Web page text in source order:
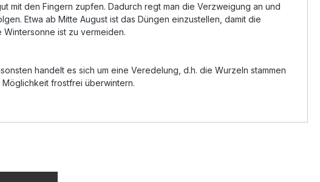
mit den Fingern zupfen. Dadurch regt man die Verzweigung an und
Etwa ab Mitte August ist das Düngen einzustellen, damit die
ist zu vermeiden.
handelt es sich um eine Veredelung, d.h. die Wurzeln stammen
frostfrei überwintern.